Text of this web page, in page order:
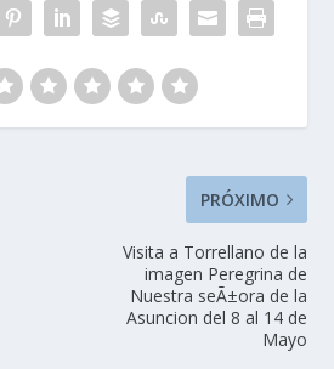
PRÓXIMO
Visita a Torrellano de la
imagen Peregrina de
Nuestra seÃ±ora de la
Asuncion del 8 al 14 de
Mayo